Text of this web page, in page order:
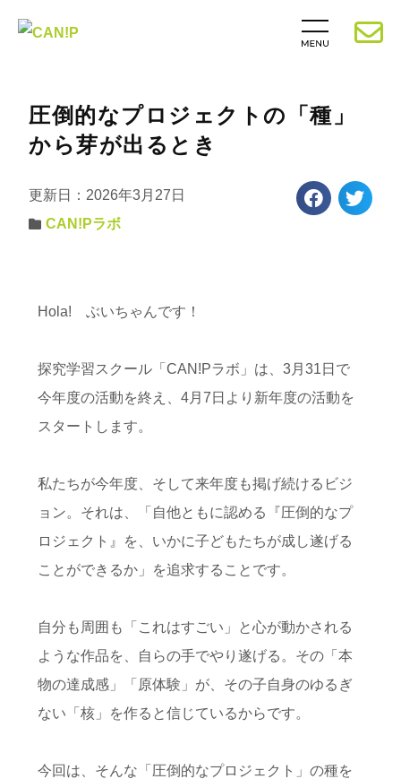
圧倒的なプロジェクトの「種」
から芽が出るとき
更新日：2026年3月27日
CAN!Pラボ
Hola! ぶいちゃんです！
探究学習スクール「CAN!Pラボ」は、3月31日で
今年度の活動を終え、4月7日より新年度の活動を
スタートします。
私たちが今年度、そして来年度も掲げ続けるビジ
ョン。それは、
「自他ともに認める『圧倒的なプ
ロジェクト』
を、いかに子どもたちが成し遂げる
ことができるか」を追求することです。
自分も周囲も「これはすごい」と心が動かされる
ような作品を、自らの手でやり遂げる。その「本
物の達成感」「原体験」が、その子自身のゆるぎ
ない「核」を作ると信じているからです。
今回は、そんな「圧倒的なプロジェクト」の種を